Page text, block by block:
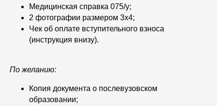
Медицинская справка 075/у;
2 фотографии размером 3x4;
Чек об оплате вступительного взноса
(инструкция внизу).
По желанию:
Копия документа о послевузовском
образовании;